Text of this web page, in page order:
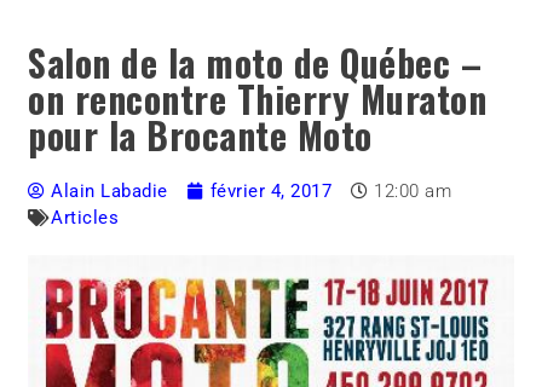
Salon de la moto de Québec –
on rencontre Thierry Muraton
pour la Brocante Moto
Alain Labadie février 4, 2017
12:00 am
Articles